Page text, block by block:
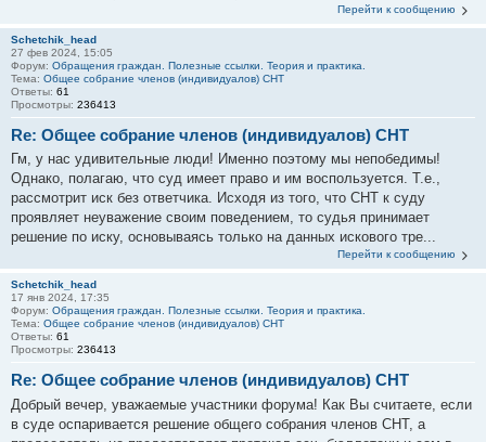
Перейти к сообщению
Schetchik_head
27 фев 2024, 15:05
Форум: Обращения граждан. Полезные ссылки. Теория и практика.
Тема: Общее собрание членов (индивидуалов) СНТ
Ответы: 61
Просмотры: 236413
Re: Общее собрание членов (индивидуалов) СНТ
Гм, у нас удивительные люди! Именно поэтому мы непобедимы!
Однако, полагаю, что суд имеет право и им воспользуется. Т.е.,
рассмотрит иск без ответчика. Исходя из того, что СНТ к суду
проявляет неуважение своим поведением, то судья принимает
решение по иску, основываясь только на данных искового тре...
Перейти к сообщению
Schetchik_head
17 янв 2024, 17:35
Форум: Обращения граждан. Полезные ссылки. Теория и практика.
Тема: Общее собрание членов (индивидуалов) СНТ
Ответы: 61
Просмотры: 236413
Re: Общее собрание членов (индивидуалов) СНТ
Добрый вечер, уважаемые участники форума! Как Вы считаете, если
в суде оспаривается решение общего собрания членов СНТ, а